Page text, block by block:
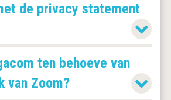
de privacy statement
ten behoeve van
van Zoom?